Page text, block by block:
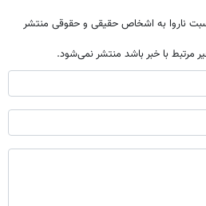
ناروا به اشخاص حقیقی و حقوقی منتشر
مرتبط با خبر باشد منتشر نمی‌شود.